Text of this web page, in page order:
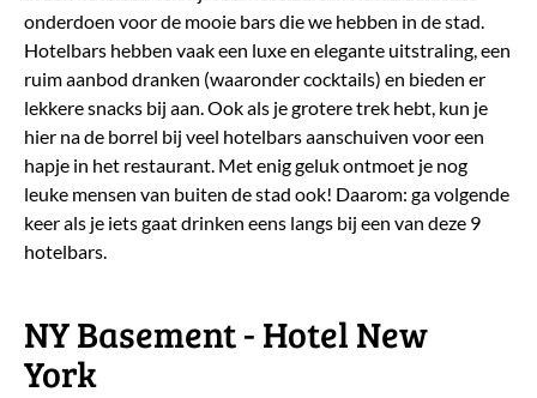
onderdoen voor de mooie bars die we hebben in de stad.
Hotelbars hebben vaak een luxe en elegante uitstraling, een
ruim aanbod dranken (waaronder cocktails) en bieden er
lekkere snacks bij aan. Ook als je grotere trek hebt, kun je
hier na de borrel bij veel hotelbars aanschuiven voor een
hapje in het restaurant. Met enig geluk ontmoet je nog
leuke mensen van buiten de stad ook! Daarom: ga volgende
keer als je iets gaat drinken eens langs bij een van deze 9
hotelbars.
NY Basement - Hotel New
York